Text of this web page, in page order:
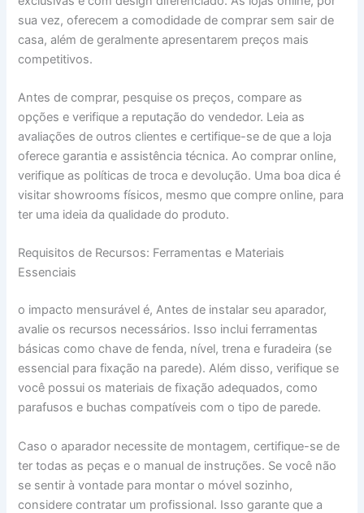
sua vez, oferecem a comodidade de comprar sem sair de
casa, além de geralmente apresentarem preços mais
competitivos.
Antes de comprar, pesquise os preços, compare as
opções e verifique a reputação do vendedor. Leia as
avaliações de outros clientes e certifique-se de que a loja
oferece garantia e assistência técnica. Ao comprar online,
verifique as políticas de troca e devolução. Uma boa dica é
visitar showrooms físicos, mesmo que compre online, para
ter uma ideia da qualidade do produto.
Requisitos de Recursos: Ferramentas e Materiais
Essenciais
o impacto mensurável é, Antes de instalar seu aparador,
avalie os recursos necessários. Isso inclui ferramentas
básicas como chave de fenda, nível, trena e furadeira (se
essencial para fixação na parede). Além disso, verifique se
você possui os materiais de fixação adequados, como
parafusos e buchas compatíveis com o tipo de parede.
Caso o aparador necessite de montagem, certifique-se de
ter todas as peças e o manual de instruções. Se você não
se sentir à vontade para montar o móvel sozinho,
considere contratar um profissional. Isso garante que a